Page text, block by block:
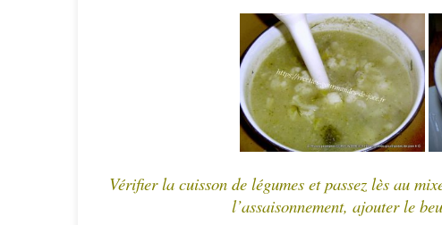
Vérifier la cuisson de légumes et passez lès au
l’assaisonnement, ajouter le